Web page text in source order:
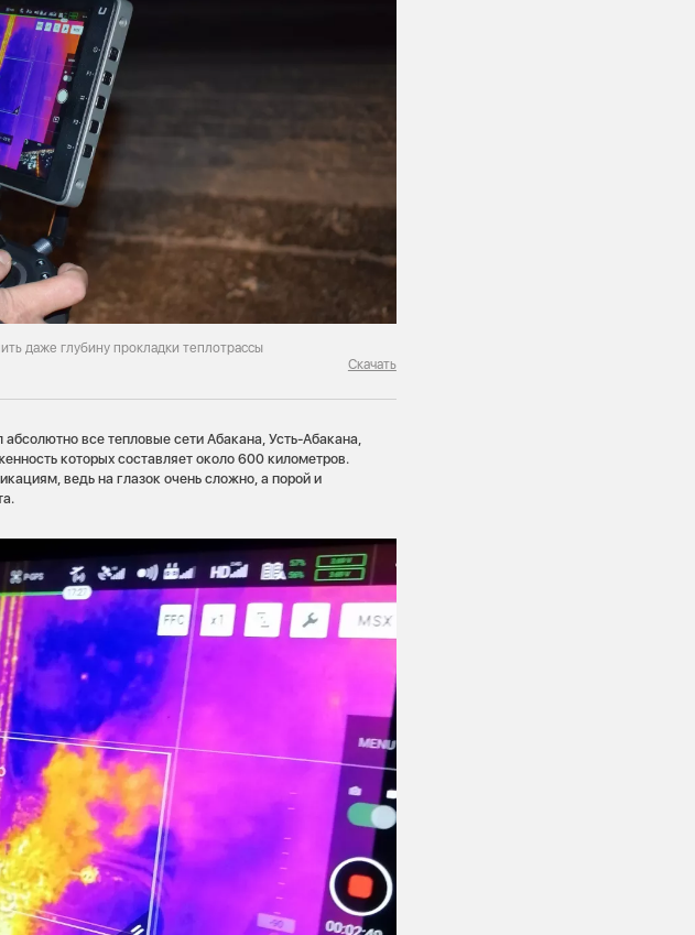
даже глубину прокладки теплотрассы
Скачать
все тепловые сети Абакана, Усть-Абакана,
которых составляет около 600 километров.
ведь на глазок очень сложно, а порой и